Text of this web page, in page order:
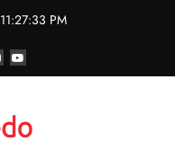
11:27:33 PM